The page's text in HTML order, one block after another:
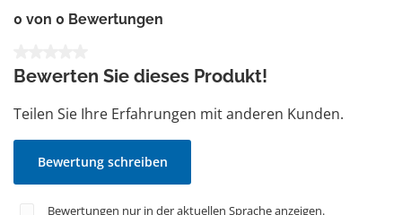
0 von 0 Bewertungen
Bewerten Sie dieses Produkt!
Teilen Sie Ihre Erfahrungen mit anderen Kunden.
Bewertung schreiben
Bewertungen nur in der aktuellen Sprache anzeigen.